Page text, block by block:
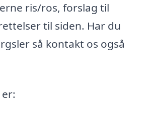
ris/ros, forslag til
til siden. Har du
så kontakt os også